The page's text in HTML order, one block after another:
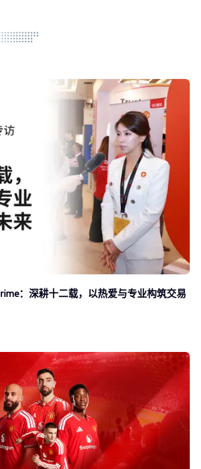
：深耕十二载，以热爱与专业构筑交易